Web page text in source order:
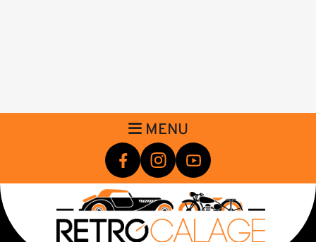
MENU